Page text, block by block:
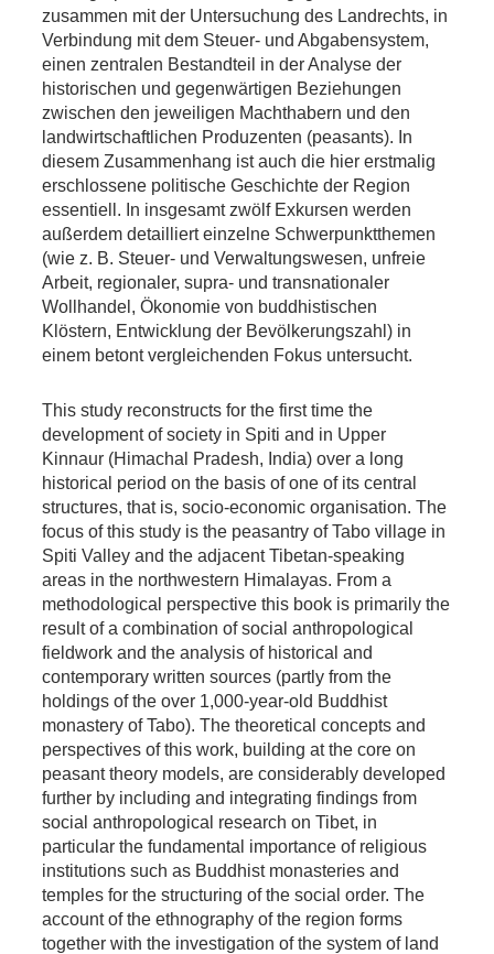
zusammen mit der Untersuchung des Landrechts, in
Verbindung mit dem Steuer- und Abgabensystem,
einen zentralen Bestandteil in der Analyse der
historischen und gegenwärtigen Beziehungen
zwischen den jeweiligen Machthabern und den
landwirtschaftlichen Produzenten (peasants). In
diesem Zusammenhang ist auch die hier erstmalig
erschlossene politische Geschichte der Region
essentiell. In insgesamt zwölf Exkursen werden
außerdem detailliert einzelne Schwerpunktthemen
(wie z. B. Steuer- und Verwaltungswesen, unfreie
Arbeit, regionaler, supra- und transnationaler
Wollhandel, Ökonomie von buddhistischen
Klöstern, Entwicklung der Bevölkerungszahl) in
einem betont vergleichenden Fokus untersucht.
This study reconstructs for the first time the
development of society in Spiti and in Upper
Kinnaur (Himachal Pradesh, India) over a long
historical period on the basis of one of its central
structures, that is, socio-economic organisation. The
focus of this study is the peasantry of Tabo village in
Spiti Valley and the adjacent Tibetan-speaking
areas in the northwestern Himalayas. From a
methodological perspective this book is primarily the
result of a combination of social anthropological
fieldwork and the analysis of historical and
contemporary written sources (partly from the
holdings of the over 1,000-year-old Buddhist
monastery of Tabo). The theoretical concepts and
perspectives of this work, building at the core on
peasant theory models, are considerably developed
further by including and integrating findings from
social anthropological research on Tibet, in
particular the fundamental importance of religious
institutions such as Buddhist monasteries and
temples for the structuring of the social order. The
account of the ethnography of the region forms
together with the investigation of the system of land